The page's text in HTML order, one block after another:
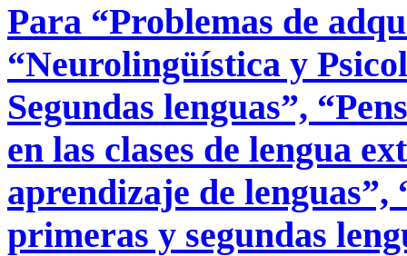
Para “Problemas de
“Neurolingüística y
Segundas lenguas”,
en las clases de lengua
aprendizaje de lenguas”,
primeras y segundas